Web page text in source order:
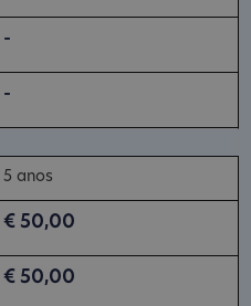
-
-
5 anos
€ 50,00
€ 50,00